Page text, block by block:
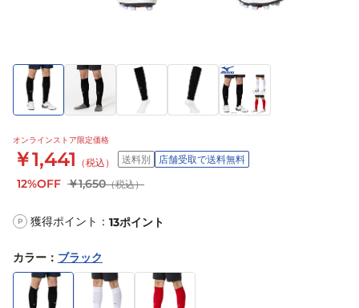
オンラインストア限定価格
￥1,441 （税込） 送料別 店舗受取で送料無料
12%OFF ￥1,650（税込）
P 獲得ポイント： 13ポイント
カラー ： ブラック